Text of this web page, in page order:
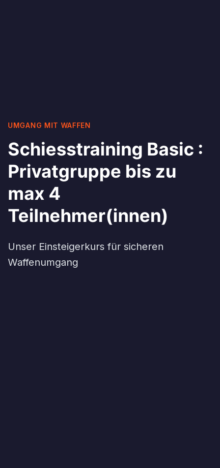
UMGANG MIT WAFFEN
Schiesstraining Basic :
Privatgruppe bis zu
max 4
Teilnehmer(innen)
Unser Einsteigerkurs für sicheren
Waffenumgang